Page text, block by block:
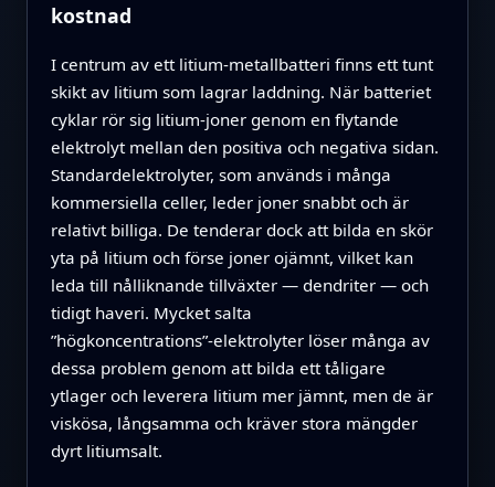
kostnad
I centrum av ett litium‑metallbatteri finns ett tunt
skikt av litium som lagrar laddning. När batteriet
cyklar rör sig litium‑joner genom en flytande
elektrolyt mellan den positiva och negativa sidan.
Standardelektrolyter, som används i många
kommersiella celler, leder joner snabbt och är
relativt billiga. De tenderar dock att bilda en skör
yta på litium och förse joner ojämnt, vilket kan
leda till nålliknande tillväxter — dendriter — och
tidigt haveri. Mycket salta
”högkoncentrations”‑elektrolyter löser många av
dessa problem genom att bilda ett tåligare
ytlager och leverera litium mer jämnt, men de är
viskösa, långsamma och kräver stora mängder
dyrt litiumsalt.